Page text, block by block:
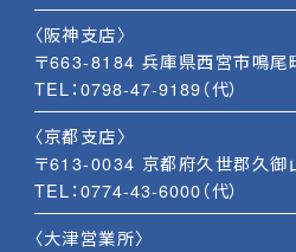
〈阪神支店〉
〒663-8184 兵庫県西宮市鳴尾
TEL：0798-47-9189（代）
〈京都支店〉
〒613-0034 京都府久世郡久御
TEL：0774-43-6000（代）
〈大津営業所〉